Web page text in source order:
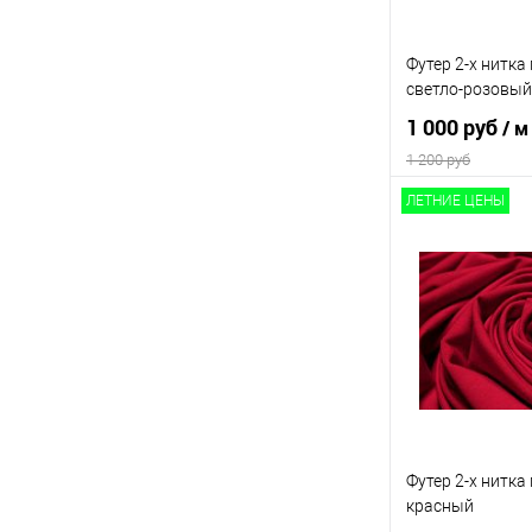
250 гр/м2, 95%
рулон 180 см,
Футер 2-х нитка
светло-розовый
1 000 руб/ м
1 200 руб
Сравнение
В избранное
Выбрать
Заказать
250 гр/м2, 95%
рулон 180 см,
ЛЕТНИЕ ЦЕНЫ
Футер 2-х нитка
красный